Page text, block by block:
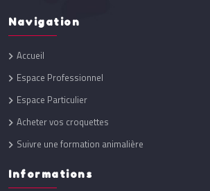
Navigation
Accueil
Espace Professionnel
Espace Particulier
Acheter vos croquettes
Suivre une formation animalière
Informations